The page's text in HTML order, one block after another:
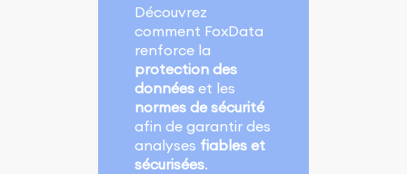
Découvrez
comment FoxData
renforce la
protection des
données et les
normes de sécurité
afin de garantir des
analyses fiables et
sécurisées.